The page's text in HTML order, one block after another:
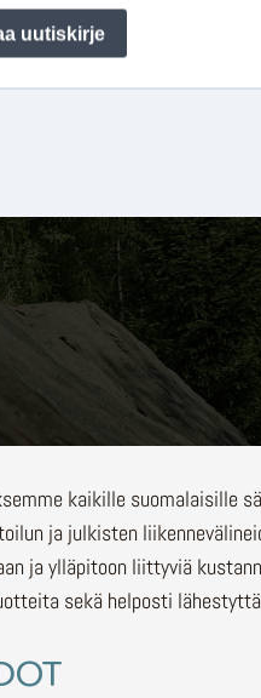
kaikille suomalaisille
ja julkisten
ja ylläpitoon liittyviä
sekä helposti